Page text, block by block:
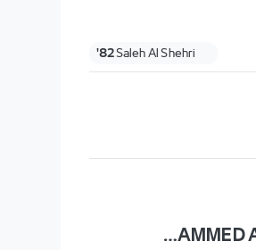
Saleh Al Shehri
82'
MOHAMMED AL BURAYK